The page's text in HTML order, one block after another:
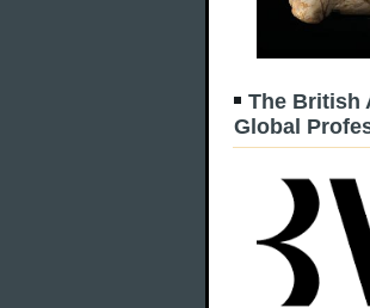
The British
Global